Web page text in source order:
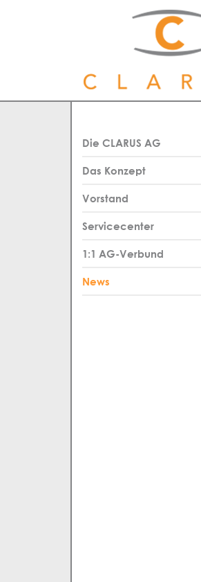
Die CLARUS AG
Das Konzept
Vorstand
Servicecenter
1:1 AG-Verbund
News